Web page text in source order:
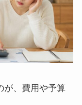
が、費用や予算